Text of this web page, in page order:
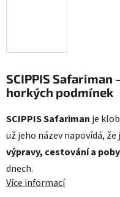
SCIPPIS
horkých podmínek
SCIPPIS Safariman je
už jeho název napovídá,
výpravy, cestování a
dnech.
Více informací